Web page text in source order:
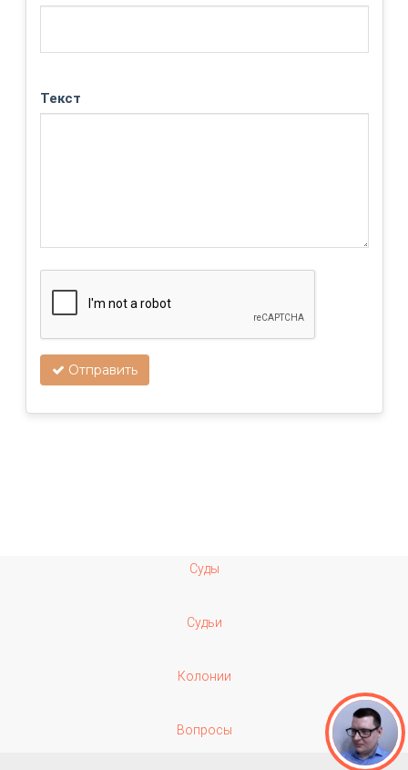
Текст
Отправить
Суды
Судьи
Колонии
Вопросы